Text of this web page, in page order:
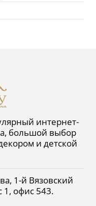
интернет-
большой выбор
и детской
, 1-й Вязовский
1, офис 543.